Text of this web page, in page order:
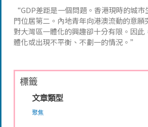
“GDP差距是一個問題。香港現時的城
門位居第二。內地青年向港澳流動的意願
對大灣區一體化的興趣卻十分有限。因此
體化或出現不平衡、不劃一的情況。”
標籤
文章類型
聚焦